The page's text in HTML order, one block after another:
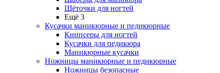
Щёточки для ногтей
Ещё 3
Кусачки маникюрные и педикюрные
Книпсеры для ногтей
Кусачки для педикюра
Маникюрные кусачки
Ножницы маникюрные и педикюрные
Ножницы безопасные